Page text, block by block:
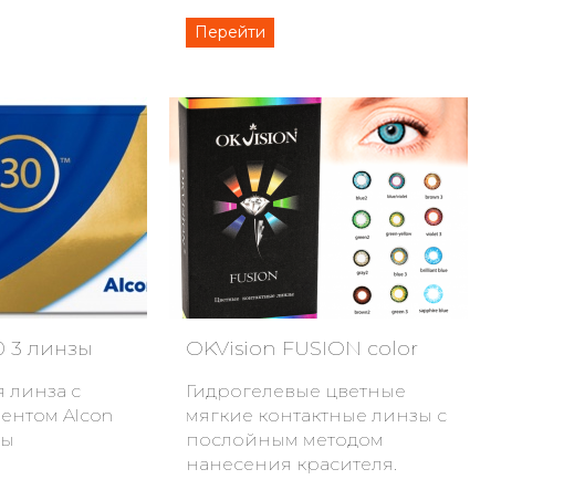
Перейти
3 линзы
линза с
Alcon
OKVision FUSION color
Гидрогелевые цветные
мягкие контактные линзы с
послойным методом
нанесения красителя.